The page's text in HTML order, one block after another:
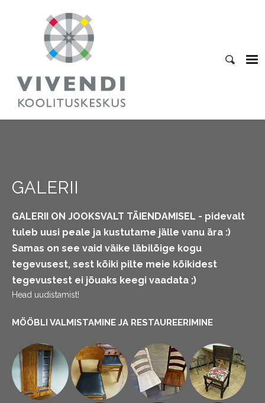
GALERII
GALERII ON JOOKSVALT TÄIENDAMISEL - pidevalt
tuleb uusi peale ja kustutame jälle vanu ära :)
Samas on see vaid väike läbilõige kogu
tegevusest, sest kõiki pilte meie kõikidest
tegevustest ei jõuaks keegi vaadata ;)
Head uudistamist!
MÖÖBLI VALMISTAMINE JA RESTAUREERIMINE